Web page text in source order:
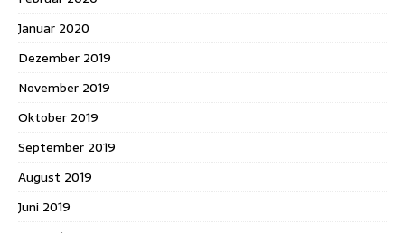
Januar 2020
Dezember 2019
November 2019
Oktober 2019
September 2019
August 2019
Juni 2019